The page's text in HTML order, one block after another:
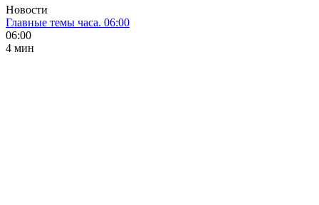
Новости
Главные темы часа. 06:00
06:00
4 мин